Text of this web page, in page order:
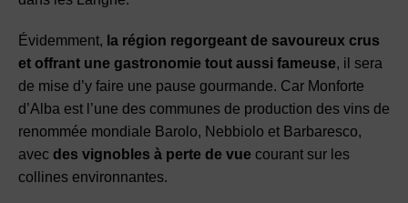
Évidemment, la région regorgeant de savoureux crus
et offrant une gastronomie tout aussi fameuse, il sera
de mise d’y faire une pause gourmande. Car Monforte
d’Alba est l’une des communes de production des vins de
renommée mondiale Barolo, Nebbiolo et Barbaresco,
avec des vignobles à perte de vue courant sur les
collines environnantes.